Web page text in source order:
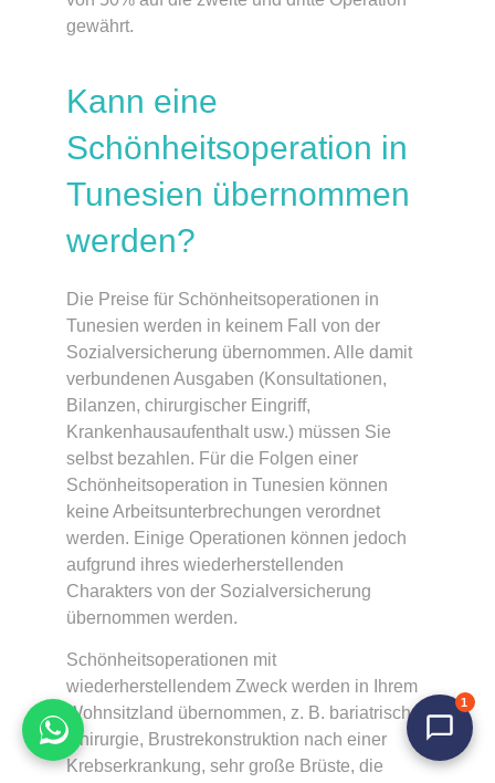
gewährt.
Kann eine
Schönheitsoperation in
Tunesien übernommen
werden?
Die Preise für Schönheitsoperationen in
Tunesien werden in keinem Fall von der
Sozialversicherung übernommen. Alle damit
verbundenen Ausgaben (Konsultationen,
Bilanzen, chirurgischer Eingriff,
Krankenhausaufenthalt usw.) müssen Sie
selbst bezahlen. Für die Folgen einer
Schönheitsoperation in Tunesien können
keine Arbeitsunterbrechungen verordnet
werden. Einige Operationen können jedoch
aufgrund ihres wiederherstellenden
Charakters von der Sozialversicherung
übernommen werden.
Schönheitsoperationen mit
wiederherstellendem Zweck werden in Ihrem
Wohnsitzland übernommen, z. B. bariatrische
Chirurgie, Brustrekonstruktion nach einer
Krebserkrankung, sehr große Brüste, die
1